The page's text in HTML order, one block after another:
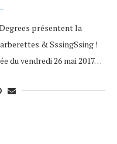
présentent la
& SssingSsing !
du vendredi 26 mai 2017…